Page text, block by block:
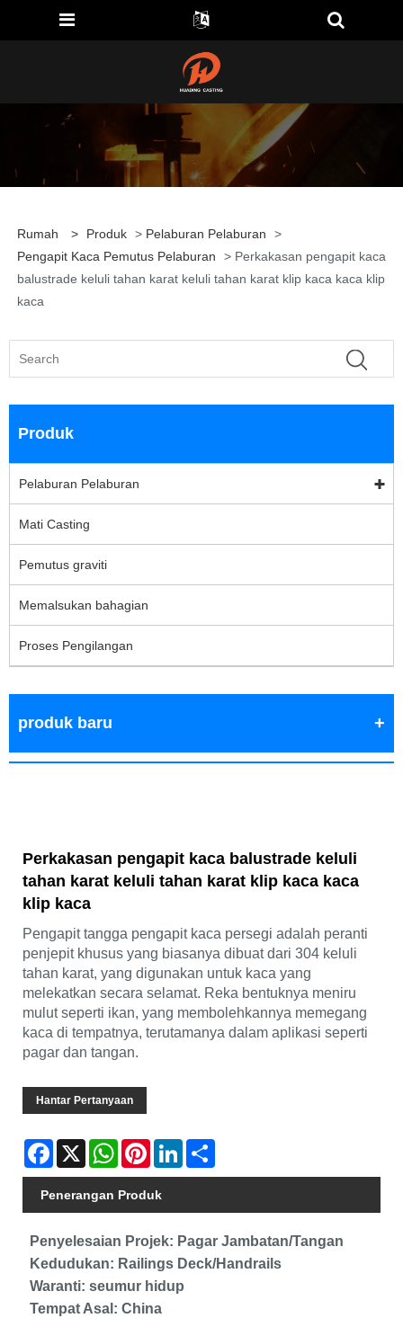
Rumah > Produk > Pelaburan Pelaburan
>
Pengapit Kaca Pemutus Pelaburan
> Perkakasan pengapit kaca
balustrade keluli tahan karat keluli tahan karat klip kaca kaca klip
kaca
Produk
Pelaburan Pelaburan
Mati Casting
Pemutus graviti
Memalsukan bahagian
Proses Pengilangan
produk baru
Perkakasan pengapit kaca balustrade keluli
tahan karat keluli tahan karat klip kaca kaca
klip kaca
Pengapit tangga pengapit kaca persegi adalah peranti
penjepit khusus yang biasanya dibuat dari 304 keluli
tahan karat, yang digunakan untuk kaca yang
melekatkan secara selamat. Reka bentuknya meniru
mulut seperti ikan, yang membolehkannya memegang
kaca di tempatnya, terutamanya dalam aplikasi seperti
pagar dan tangan.
Hantar Pertanyaan
Facebook
X WhatsAppPinterestLinkedIn
Penerangan Produk
Penyelesaian Projek: Pagar Jambatan/Tangan
Kedudukan: Railings Deck/Handrails
Waranti: seumur hidup
Tempat Asal: China